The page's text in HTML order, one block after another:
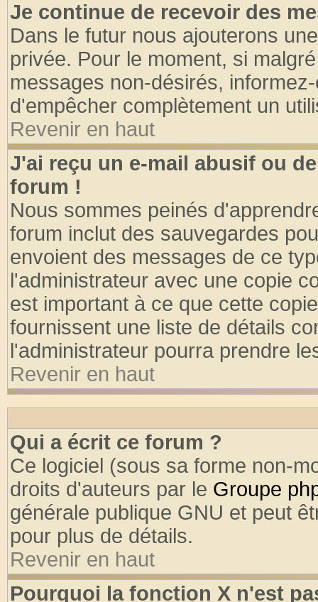
Je continue de recevoir des
Dans le futur nous ajouterons
privée. Pour le moment, si
messages non-désirés,
d'empêcher complètement un
Revenir en haut
J'ai reçu un e-mail abusif ou
forum !
Nous sommes peinés
forum inclut des sauvegardes
envoient des messages de ce
l'administrateur avec une copie
est important à ce que cette
fournissent une liste de détails
l'administrateur pourra prendre
Revenir en haut
Qui a écrit ce forum ?
Ce logiciel (sous sa forme non-
droits d'auteurs par le Groupe
générale publique GNU et peut
pour plus de détails.
Revenir en haut
Pourquoi la fonction X n'est